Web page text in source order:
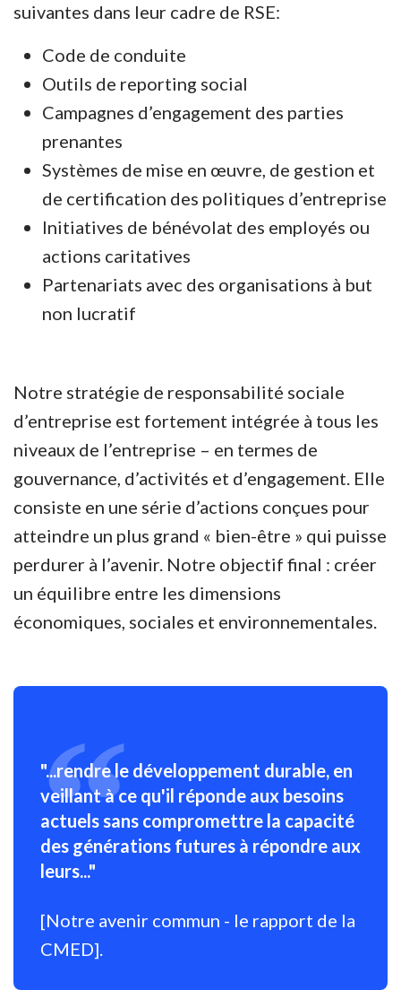
suivantes dans leur cadre de RSE:
Code de conduite
Outils de reporting social
Campagnes d’engagement des parties
prenantes
Systèmes de mise en œuvre, de gestion et
de certification des politiques d’entreprise
Initiatives de bénévolat des employés ou
actions caritatives
Partenariats avec des organisations à but
non lucratif
Notre stratégie de responsabilité sociale
d’entreprise est fortement intégrée à tous les
niveaux de l’entreprise – en termes de
gouvernance, d’activités et d’engagement. Elle
consiste en une série d’actions conçues pour
atteindre un plus grand « bien-être » qui puisse
perdurer à l’avenir. Notre objectif final : créer
un équilibre entre les dimensions
économiques, sociales et environnementales.
"...rendre le développement durable, en
veillant à ce qu'il réponde aux besoins
actuels sans compromettre la capacité
des générations futures à répondre aux
leurs..."
[Notre avenir commun - le rapport de la
CMED].